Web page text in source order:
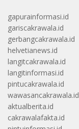
gapurainformasi.id
gariscakrawala.id
gerbangcakrawala.id
helvetianews.id
langitcakrawala.id
langitinformasi.id
pintucakrawala.id
wawasancakrawala.id
aktualberita.id
cakrawalafakta.id